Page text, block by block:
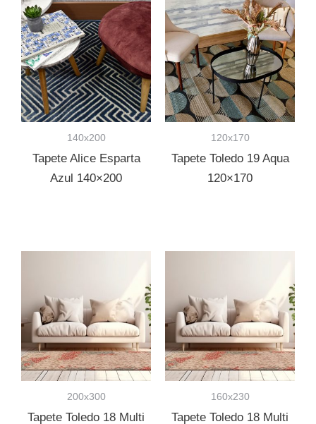
140x200
Tapete Alice Esparta
Azul 140×200
120x170
Tapete Toledo 19 Aqua
120×170
200x300
Tapete Toledo 18 Multi
160x230
Tapete Toledo 18 Multi